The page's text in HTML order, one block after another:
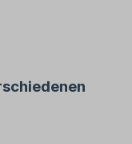
364 sind alle